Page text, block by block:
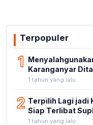
Terpopuler
1 Karanganyar
1 tahun yang lalu
2 Terpilih Lagi jadi
Siap Terlibat
1 tahun yang lalu